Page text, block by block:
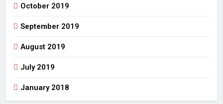
October 2019
September 2019
August 2019
July 2019
January 2018